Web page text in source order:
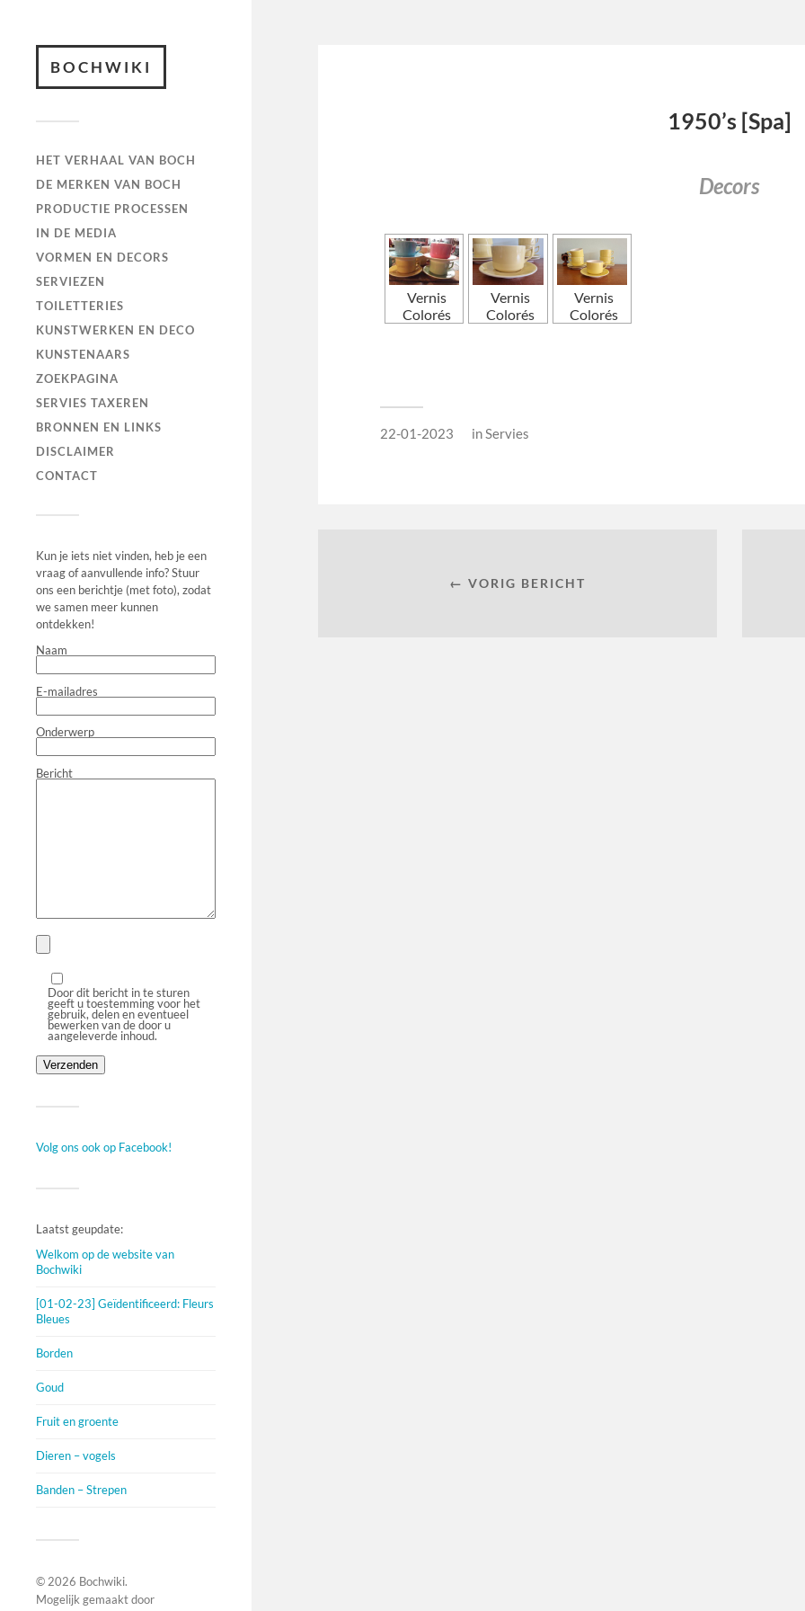
BOCHWIKI
HET VERHAAL VAN BOCH
DE MERKEN VAN BOCH
PRODUCTIE PROCESSEN
IN DE MEDIA
VORMEN EN DECORS
SERVIEZEN
TOILETTERIES
KUNSTWERKEN EN DECO
KUNSTENAARS
ZOEKPAGINA
SERVIES TAXEREN
BRONNEN EN LINKS
DISCLAIMER
CONTACT
Kun je iets niet vinden, heb je een
vraag of aanvullende info? Stuur
ons een berichtje (met foto), zodat
we samen meer kunnen
ontdekken!
Naam
E-mailadres
Onderwerp
Bericht
Door dit bericht in te sturen
geeft u toestemming voor het
gebruik, delen en eventueel
bewerken van de door u
aangeleverde inhoud.
Volg ons ook op Facebook!
Laatst geupdate:
Welkom op de website van
Bochwiki
[01-02-23] Geïdentificeerd: Fleurs
Bleues
Borden
Goud
Fruit en groente
Dieren – vogels
Banden – Strepen
© 2026 Bochwiki.
Mogelijk gemaakt door
1950’s [Spa]
Decors
Vernis
Colorés
Vernis
Colorés
Vernis
Colorés
22-01-2023 inServies
← VORIG BERICHT